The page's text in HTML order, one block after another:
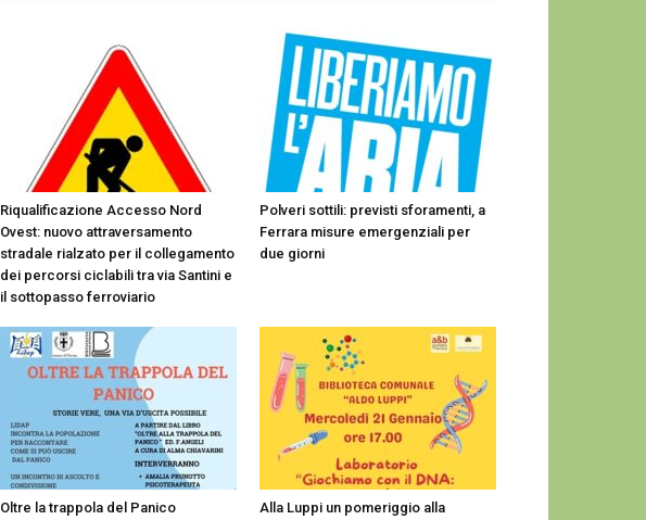
Riqualificazione Accesso Nord
Ovest: nuovo attraversamento
stradale rialzato per il collegamento
dei percorsi ciclabili tra via Santini e
il sottopasso ferroviario
Polveri sottili: previsti sforamenti, a
Ferrara misure emergenziali per
due giorni
Oltre la trappola del Panico
Alla Luppi un pomeriggio alla